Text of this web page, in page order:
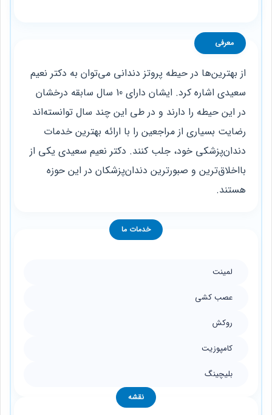
معرفی
از بهترین‌ها در حیطه پروتز دندانی می‌توان به دکتر نعیم
سعیدی اشاره کرد. ایشان دارای 10 سال سابقه درخشان
در این حیطه را دارند و در طی این چند سال توانسته‌اند
رضایت بسیاری از مراجعین را با ارائه بهترین خدمات
دندان‌پزشکی خود، جلب کنند. دکتر نعیم سعیدی یکی از
بااخلاق‌ترین و صبورترین دندان‌پزشکان در این حوزه
هستند.
خدمات ما
لمینت
عصب کشی
روکش
کامپوزیت
بلیچینگ
نقشه